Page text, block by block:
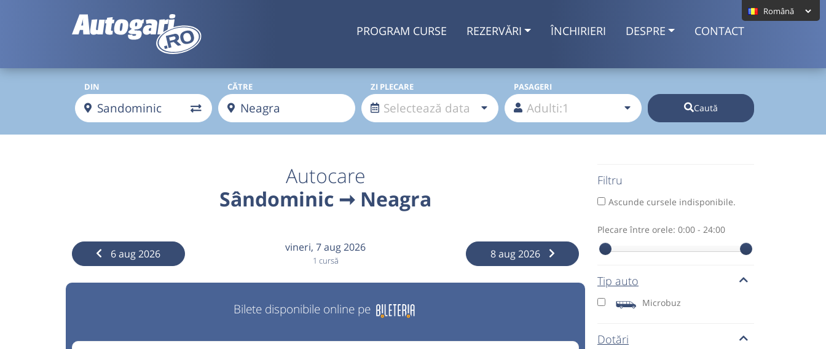
PROGRAM CURSE REZERVĂRI ÎNCHIRIERI DESPRE CONTACT
DIN CĂTRE ZI PLECARE PASAGERI
Caută
Filtru
Ascunde cursele indisponibile.
Plecare între orele: 0:00 - 24:00
Tip auto
Microbuz
Dotări
Autocare
Sândominic ➞ Neagra
6 aug 2026 vineri, 7 aug 2026
1 cursă 8 aug 2026
Bilete disponibile online pe